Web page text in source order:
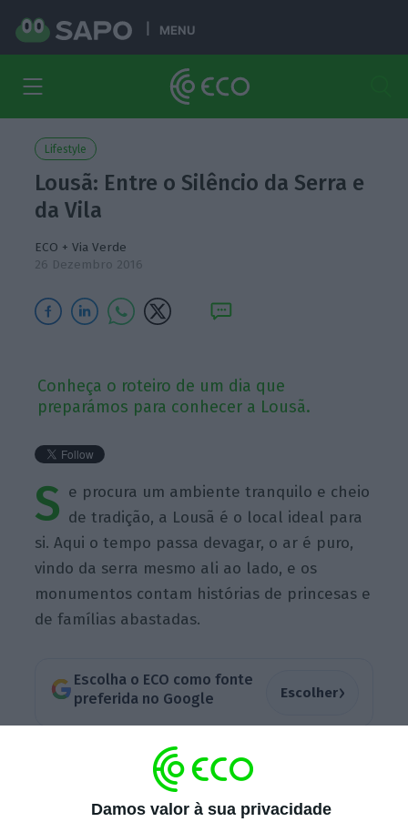
Damos valor à sua privacidade
MENU
Lifestyle
Lousã: Entre o Silêncio da Serra e
da Vila
ECO + Via Verde
26 Dezembro 2016
Conheça o roteiro de um dia que
preparámos para conhecer a Lousã.
S e procura um ambiente tranquilo e cheio
de tradição, a Lousã é o local ideal para
si. Aqui o tempo passa devagar, o ar é puro,
vindo da serra mesmo ali ao lado, e os
monumentos contam histórias de princesas e
de famílias abastadas.
Escolha o ECO como fonte
preferida no Google
Escolher›
Conheça o roteiro que preparámos: